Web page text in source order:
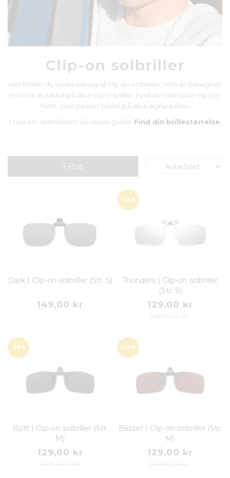
Clip-on solbriller
Her finder du vores udvalg af clip on solbriller, som er beregnet
til nemt at klikke på dine egne briller. Find din størrelse og den
form, som passer bedst på dine egne briller.
I tvivl om størrelsen? Se vores guide: Find din brillestørrelse.
Filtre
Dark | Clip-on solbriller (Str. S)
149,00 kr
-13%
Thunders | Clip-on solbriller
(Str. S)
129,00 kr
-13%
Rott | Clip-on solbriller (Str.
M)
129,00 kr
-13%
Basset | Clip-on solbriller (Str.
M)
129,00 kr